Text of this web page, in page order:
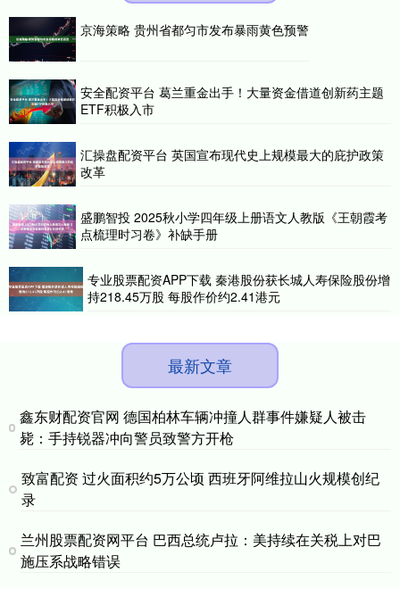
京海策略 贵州省都匀市发布暴雨黄色预警
安全配资平台 葛兰重金出手！大量资金借道创新药主题
ETF积极入市
汇操盘配资平台 英国宣布现代史上规模最大的庇护政策
改革
盛鹏智投 2025秋小学四年级上册语文人教版《王朝霞考
点梳理时习卷》补缺手册
专业股票配资APP下载 秦港股份获长城人寿保险股份增
持218.45万股 每股作价约2.41港元
最新文章
鑫东财配资官网 德国柏林车辆冲撞人群事件嫌疑人被击
毙：手持锐器冲向警员致警方开枪
致富配资 过火面积约5万公顷 西班牙阿维拉山火规模创纪
录
兰州股票配资网平台 巴西总统卢拉：美持续在关税上对巴
施压系战略错误